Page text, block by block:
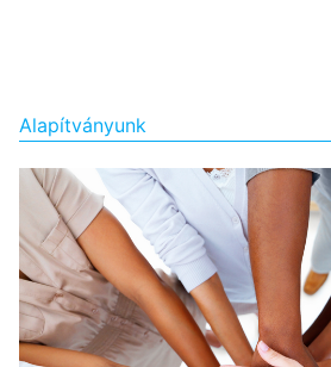
Alapítványunk